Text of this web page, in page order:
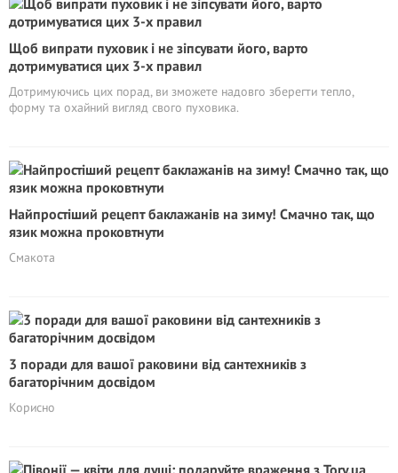
Щоб випрати пуховик і не зіпсувати його, варто
дотримуватися цих 3-х правил
Дотримуючись цих порад, ви зможете надовго зберегти тепло,
форму та охайний вигляд свого пуховика.
Найпростіший рецепт баклажанів на зиму! Смачно так, що
язик можна проковтнути
Смакота
3 поради для вашої раковини від сантехників з
багаторічним досвідом
Корисно